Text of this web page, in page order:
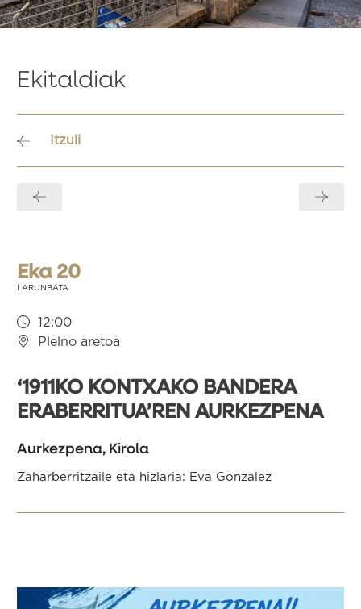
Ekitaldiak
Itzuli
zehar
Eka 20
LARUNBATA
12:00
Plelno aretoa
‘1911KO KONTXAKO BANDERA
ERABERRITUA’REN AURKEZPENA
Aurkezpena, Kirola
Zaharberritzaile eta hizlaria: Eva Gonzalez